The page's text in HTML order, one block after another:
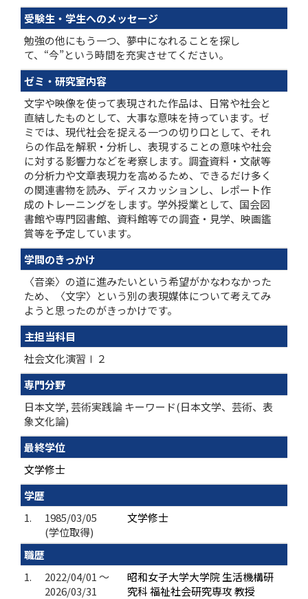
受験生・学生へのメッセージ
勉強の他にもう一つ、夢中になれることを探し
て、“今”という時間を充実させてください。
ゼミ・研究室内容
文字や映像を使って表現された作品は、日常や社会と
直結したものとして、大事な意味を持っています。ゼ
ミでは、現代社会を捉える一つの切り口として、それ
らの作品を解釈・分析し、表現することの意味や社会
に対する影響力などを考察します。調査資料・文献等
の分析力や文章表現力を高めるため、できるだけ多く
の関連書物を読み、ディスカッションし、レポート作
成のトレーニングをします。学外授業として、国会図
書館や専門図書館、資料館等での調査・見学、映画鑑
賞等を予定しています。
学問のきっかけ
〈音楽〉の道に進みたいという希望がかなわなかった
ため、〈文字〉という別の表現媒体について考えてみ
ようと思ったのがきっかけです。
主担当科目
社会文化演習Ⅰ２
専門分野
日本文学, 芸術実践論 キーワード(日本文学、芸術、表
象文化論)
最終学位
文学修士
学歴
1.
1985/03/05
(学位取得)
文学修士
職歴
1.
2022/04/01 ～
2026/03/31
昭和女子大学大学院 生活機構研
究科 福祉社会研究専攻 教授